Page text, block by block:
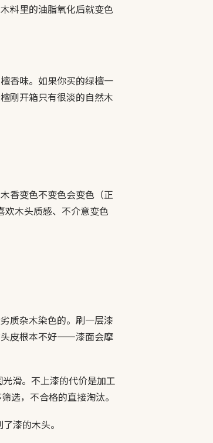
料里的油脂氧化后就变色
香味。如果你买的绿檀一
刚开箱只有很淡的自然木
香变色不变色会变色（正
欢木头质感、不介意变色
质杂木染色的。刷一层漆
头皮根本不好——漆面会摩
滑。不上漆的代价是加工
，不合格的直接淘汰。
漆的木头。